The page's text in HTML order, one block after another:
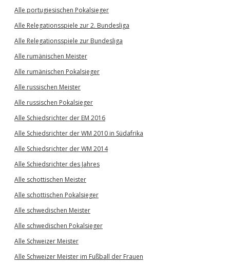
Alle portugiesischen Pokalsieger
Alle Relegationsspiele zur 2. Bundesliga
Alle Relegationsspiele zur Bundesliga
Alle rumänischen Meister
Alle rumänischen Pokalsieger
Alle russischen Meister
Alle russischen Pokalsieger
Alle Schiedsrichter der EM 2016
Alle Schiedsrichter der WM 2010 in Südafrika
Alle Schiedsrichter der WM 2014
Alle Schiedsrichter des Jahres
Alle schottischen Meister
Alle schottischen Pokalsieger
Alle schwedischen Meister
Alle schwedischen Pokalsieger
Alle Schweizer Meister
Alle Schweizer Meister im Fußball der Frauen